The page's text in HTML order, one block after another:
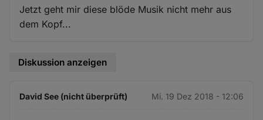
Jetzt geht mir diese blöde Musik nicht mehr aus
dem Kopf...
Diskussion anzeigen
David See (nicht überprüft) Mi. 19 Dez 2018 - 12:06